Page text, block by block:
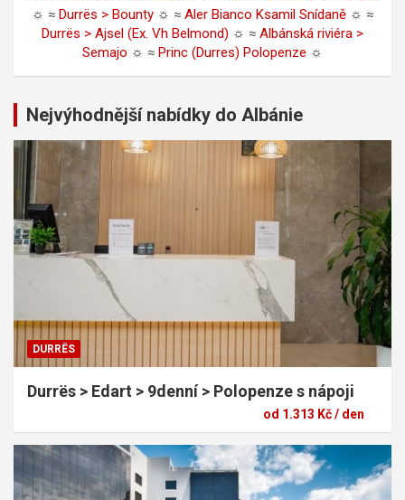
☼ ≈ Durrës > Bounty ☼ ≈ Aler Bianco Ksamil Snídaně ☼ ≈
Durrës > Ajsel (Ex. Vh Belmond) ☼ ≈ Albánská riviéra >
Semajo ☼ ≈ Princ (Durres) Polopenze ☼
Nejvýhodnější nabídky do Albánie
DURRËS
Durrës > Edart > 9denní > Polopenze s nápoji
od 1.313 Kč / den